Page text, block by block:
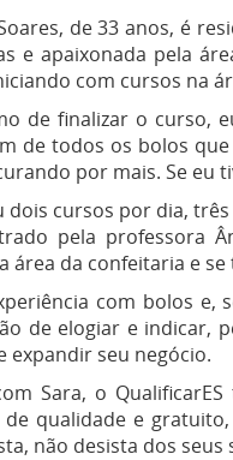
de 33 anos, é
e apaixonada pela
com cursos na
de finalizar o curso,
de todos os bolos
por mais. Se eu
dois cursos por dia,
pela professora
área da confeitaria e
com bolos e,
de elogiar e indicar,
expandir seu negócio.
Sara, o
de qualidade e
não desista dos seus